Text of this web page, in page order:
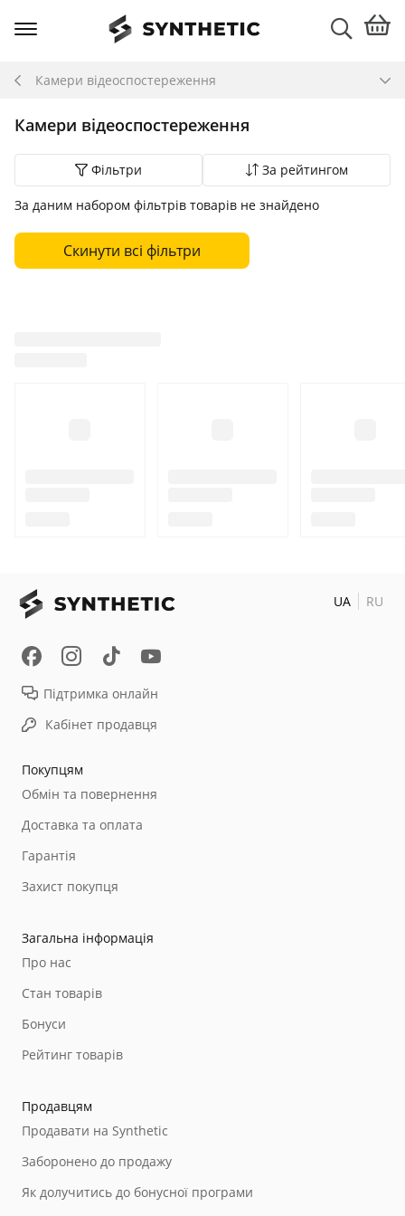
Камери відеоспостереження
Камери відеоспостереження
Фільтри За рейтингом
За даним набором фільтрів товарів не знайдено
Скинути всі фільтри
Покупцям
Обмін та повернення
Доставка та оплата
Гарантія
Захист покупця
Загальна інформація
Про нас
Стан товарів
Бонуси
Рейтинг товарів
Продавцям
Продавати на Synthetic
Заборонено до продажу
Як долучитись до бонусної програми
Підтримка онлайн
Кабінет продавця
UA RU